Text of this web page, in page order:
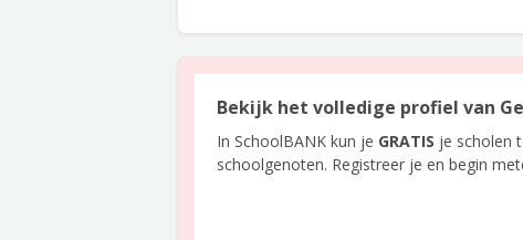
Bekijk het volledige profiel van
In SchoolBANK kun je GRATIS je scholen
schoolgenoten. Registreer je en begin